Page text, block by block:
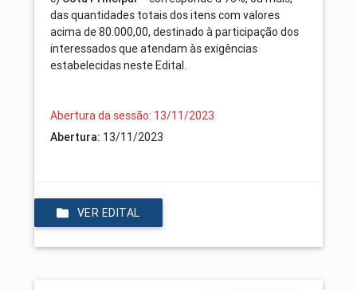
das quantidades totais dos itens com valores
acima de 80.000,00, destinado à participação dos
interessados que atendam às exigências
estabelecidas neste Edital.
Abertura da sessão: 13/11/2023
Abertura: 13/11/2023
VER EDITAL